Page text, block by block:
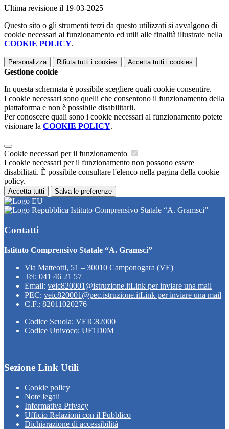
Ultima revisione il 19-03-2025
Questo sito o gli strumenti terzi da questo utilizzati si avvalgono di
cookie necessari al funzionamento ed utili alle finalità illustrate nella
COOKIE POLICY.
Personalizza Rifiuta tutti i cookies Accetta tutti i cookies
Gestione cookie
In questa schermata è possibile scegliere quali cookie consentire.
I cookie necessari sono quelli che consentono il funzionamento della
piattaforma e non è possibile disabilitarli.
Per conoscere quali sono i cookie necessari al funzionamento potete
visionare la COOKIE POLICY.
Cookie necessari per il funzionamento
I cookie necessari per il funzionamento non possono essere
disabilitati. È possibile consultare l'elenco nella pagina della cookie
policy.
Accetta tutti Salva le preferenze
Istituto Comprensivo Statale “A. Gramsci”
Contatti
Istituto Comprensivo Statale “A. Gramsci”
Via Matteotti, 51 – 30010 Camponogara (VE)
Tel: 041 46 21 57
Email: veic820001@istruzione.itLink per inviare una mail
PEC: veic820001@pec.istruzione.itLink per inviare una mail
C.F.: 82011020276
Codice Scuola: VEIC82000
Codice Univoco: UF1D0M
Sezione Link Utili
Cookie policy
Note legali
Informativa Privacy
Ufficio Relazioni con il Pubblico
Dichiarazione di accessibilità